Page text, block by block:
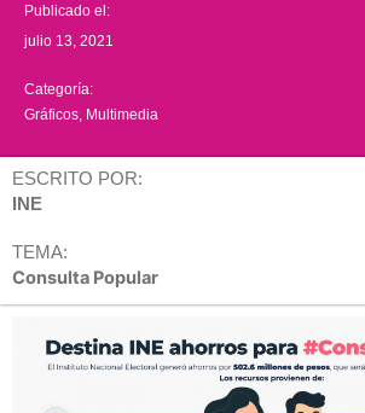
Publicado el:
julio 13, 2021
Categoría:
Gráficos Multimedia
ESCRITO POR:
INE
TEMA:
Consulta Popular